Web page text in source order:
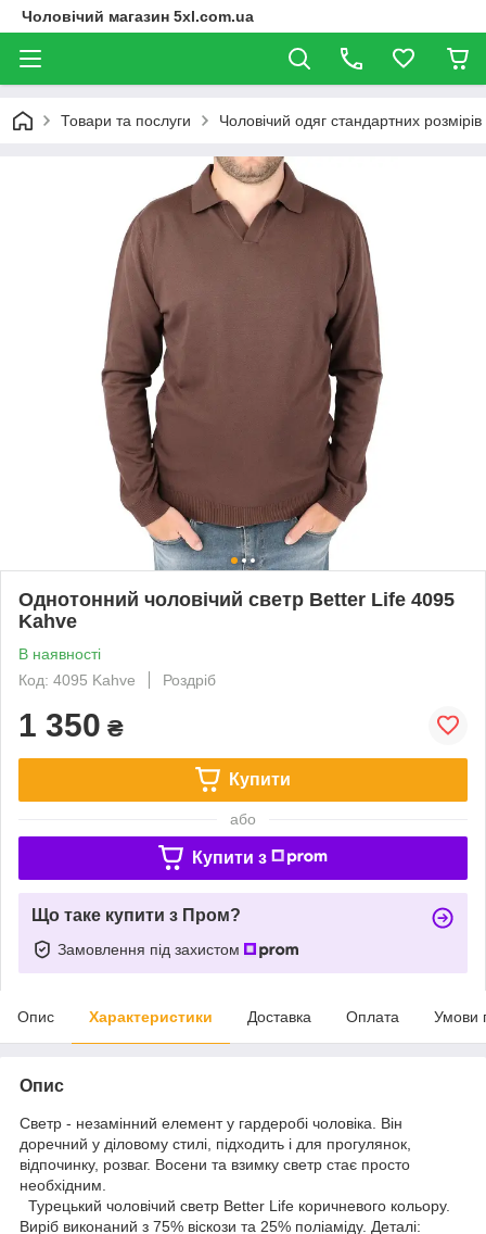
Чоловічий магазин 5xl.com.ua
Товари та послуги Чоловічий одяг стандартних розмірів
Однотонний чоловічий светр Better Life 4095
Kahve
В наявності
Код: 4095 Kahve
Роздріб
1 350 ₴
Купити
або
Купити з
Що таке купити з Пром?
Замовлення під захистом
Опис Характеристики Доставка Оплата Умови
Опис
Светр - незамінний елемент у гардеробі чоловіка. Він
доречний у діловому стилі, підходить і для прогулянок,
відпочинку, розваг. Восени та взимку светр стає просто
необхідним.
Турецький чоловічий светр Better Lifе коричневого кольору.
Виріб виконаний з 75% віскози та 25% поліаміду. Деталі: